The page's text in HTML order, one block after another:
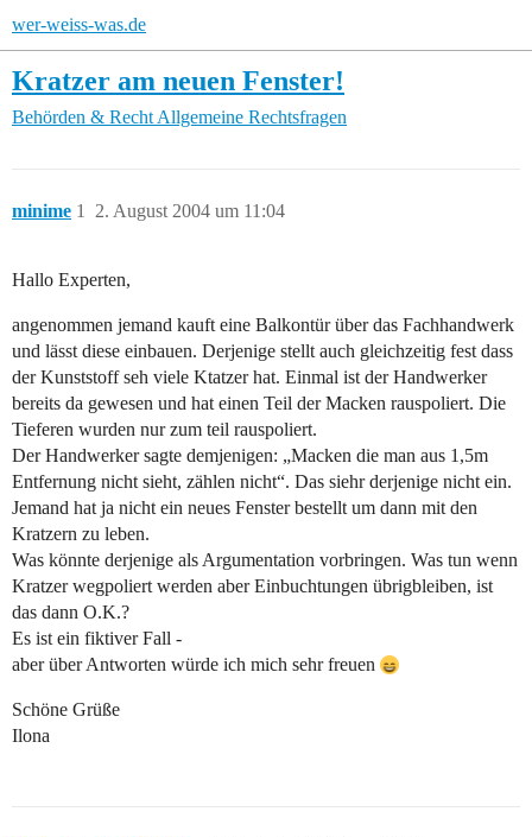
wer-weiss-was.de
Kratzer am neuen Fenster!
Behörden & Recht Allgemeine Rechtsfragen
minime 2. August 2004 um 11:04
1
Hallo Experten,
angenommen jemand kauft eine Balkontür über das Fachhandwerk
und lässt diese einbauen. Derjenige stellt auch gleichzeitig fest dass
der Kunststoff seh viele Ktatzer hat. Einmal ist der Handwerker
bereits da gewesen und hat einen Teil der Macken rauspoliert. Die
Tieferen wurden nur zum teil rauspoliert.
Der Handwerker sagte demjenigen: „Macken die man aus 1,5m
Entfernung nicht sieht, zählen nicht“. Das siehr derjenige nicht ein.
Jemand hat ja nicht ein neues Fenster bestellt um dann mit den
Kratzern zu leben.
Was könnte derjenige als Argumentation vorbringen. Was tun wenn
Kratzer wegpoliert werden aber Einbuchtungen übrigbleiben, ist
das dann O.K.?
Es ist ein fiktiver Fall -
aber über Antworten würde ich mich sehr freuen
Schöne Grüße
Ilona